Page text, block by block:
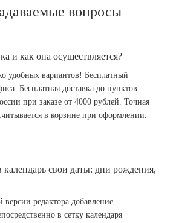
вопросы
и как она осуществляется?
удобных вариантов! Бесплатный
Бесплатная доставка до пунктов
при заказе от 4000 рублей. Точная
в корзине при оформлении.
свои даты: дни рождения,
редактора добавление
в сетку календаря